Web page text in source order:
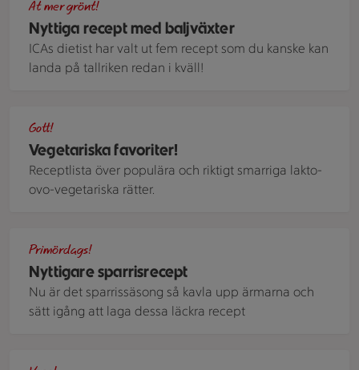
Nyttiga recept med baljväxter
Ät mer grönt!
ICAs dietist har valt ut fem recept som du kanske kan
landa på tallriken redan i kväll!
Vegetariska favoriter!
Gott!
Receptlista över populära och riktigt smarriga lakto-
ovo-vegetariska rätter.
Nyttigare sparrisrecept
Primördags!
Nu är det sparrissäsong så kavla upp ärmarna och
sätt igång att laga dessa läckra recept